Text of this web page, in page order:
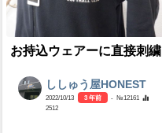
お持込ウェアーに直接刺繍
ししゅう屋HONEST
2022/10/13 3 年前
- №12161
2512